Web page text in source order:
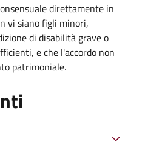
direttamente in
vi siano figli minori,
di disabilità grave o
e che l'accordo non
patrimoniale.